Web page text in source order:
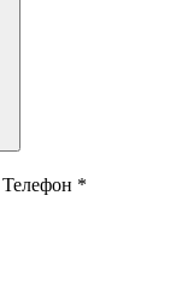
Телефон *